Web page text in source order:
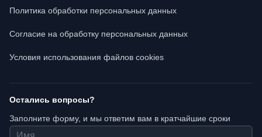
Политика обработки персональных данных
Согласие на обработку персональных данных
Условия использования файлов cookies
Остались вопросы?
Заполните форму, и мы ответим вам в кратчайшие сроки
Имя